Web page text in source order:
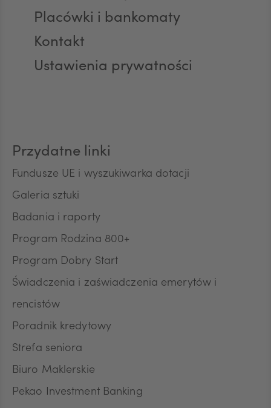
AED
AUD
HUF
CZK
Placówki i bankomaty
Kontakt
Ustawienia prywatności
Przydatne linki
Fundusze UE i wyszukiwarka dotacji
Galeria sztuki
Badania i raporty
Program Rodzina 800+
Program Dobry Start
Świadczenia i zaświadczenia emerytów i
rencistów
Poradnik kredytowy
Strefa seniora
Biuro Maklerskie
Pekao Investment Banking